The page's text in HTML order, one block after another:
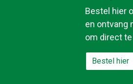
Bestel hier
en ontvang
om direct
Bestel hier